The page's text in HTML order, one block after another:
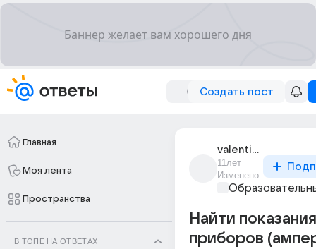
Создать пост
Главная
Моя лента
Пространства
В ТОПЕ НА ОТВЕТАХ
valentin_lunegov_1
11лет
Изменено
Найти показания
приборов